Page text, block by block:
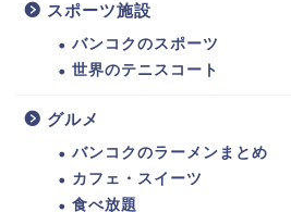
スポーツ施設
バンコクのスポーツ
世界のテニスコート
グルメ
バンコクのラーメンまとめ
カフェ・スイーツ
食べ放題